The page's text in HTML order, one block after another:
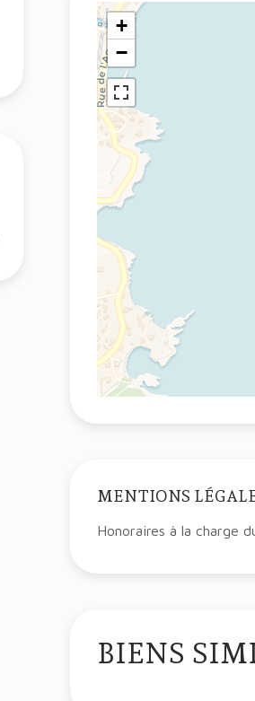
+
−
MENTIONS
Honoraires à la charge
BIENS